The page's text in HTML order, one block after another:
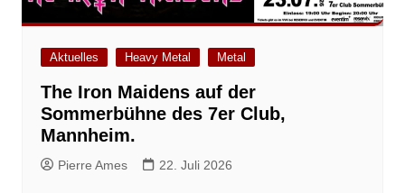
Aktuelles Heavy Metal Metal
The Iron Maidens auf der
Sommerbühne des 7er Club,
Mannheim.
Pierre Ames 22. Juli 2026